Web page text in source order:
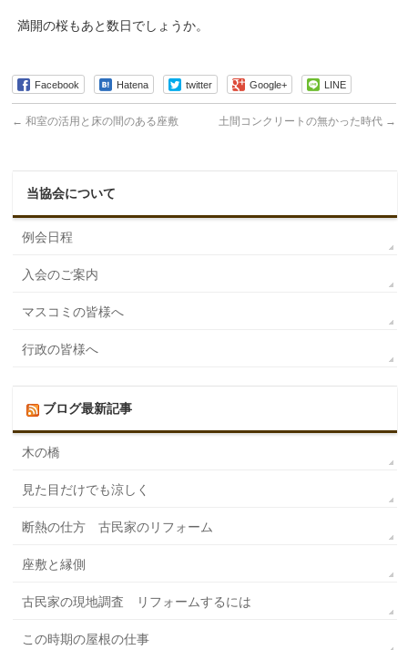
満開の桜もあと数日でしょうか。
Facebook Hatena twitter Google+ LINE
← 和室の活用と床の間のある座敷 土間コンクリートの無かった時代 →
当協会について
例会日程
入会のご案内
マスコミの皆様へ
行政の皆様へ
ブログ最新記事
木の橋
見た目だけでも涼しく
断熱の仕方 古民家のリフォーム
座敷と縁側
古民家の現地調査 リフォームするには
この時期の屋根の仕事